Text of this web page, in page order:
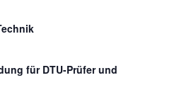
für DTU-Prüfer und